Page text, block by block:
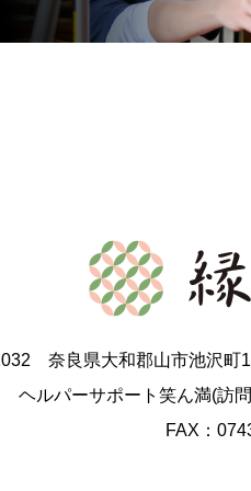
奈良県大和郡山市池沢町
ヘルパーサポート笑ん満(訪
FAX：